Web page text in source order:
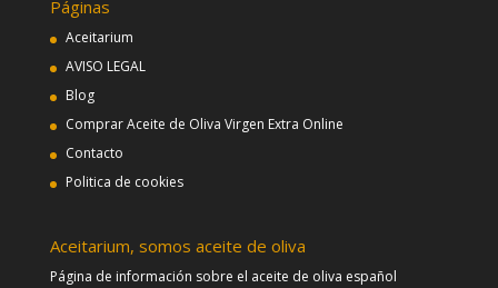
Páginas
Aceitarium
AVISO LEGAL
Blog
Comprar Aceite de Oliva Virgen Extra Online
Contacto
Politica de cookies
Aceitarium, somos aceite de oliva
Página de información sobre el aceite de oliva español